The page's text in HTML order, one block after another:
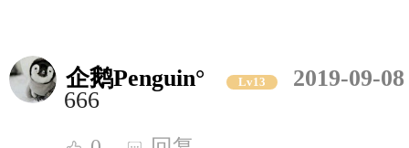
企鹅Penguin° Lv13
2019-09-
666